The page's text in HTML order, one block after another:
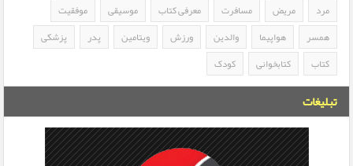
مرد
مریض مسافرت معرفی کتاب موسیقی
موفقیت
همسر
هواپیما والدین ورزش ویتامین پدر
پزشکی
کتاب
کتابخوانی کودک
تبلیغات